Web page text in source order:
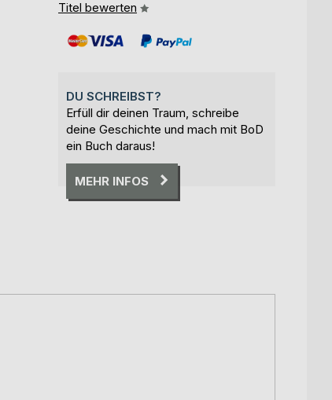
Titel bewerten
DU SCHREIBST?
Erfüll dir deinen Traum, schreibe
deine Geschichte und mach mit BoD
ein Buch daraus!
MEHR INFOS